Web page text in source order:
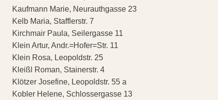
Kaufmann Marie, Neurauthgasse 23
Kelb Maria, Stafflerstr. 7
Kirchmair Paula, Seilergasse 11
Klein Artur, Andr.=Hofer=Str. 11
Klein Rosa, Leopoldstr. 25
Kleißl Roman, Stainerstr. 4
Klötzer Josefine, Leopoldstr. 55 a
Kobler Helene, Schlossergasse 13